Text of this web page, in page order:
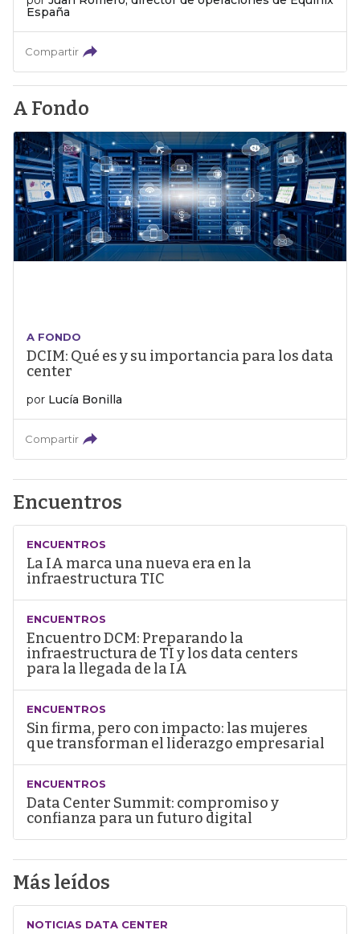
España
Compartir
A Fondo
A FONDO
DCIM: Qué es y su importancia para los data
center
por Lucía Bonilla
Compartir
Encuentros
ENCUENTROS
La IA marca una nueva era en la
infraestructura TIC
ENCUENTROS
Encuentro DCM: Preparando la
infraestructura de TI y los data centers
para la llegada de la IA
ENCUENTROS
Sin firma, pero con impacto: las mujeres
que transforman el liderazgo empresarial
ENCUENTROS
Data Center Summit: compromiso y
confianza para un futuro digital
Más leídos
NOTICIAS DATA CENTER